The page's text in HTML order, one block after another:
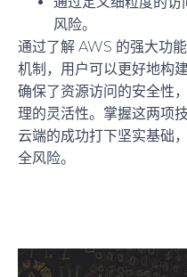
风险。
通过了解 AWS 的强大功
机制，用户可以更好地构
确保了资源访问的安全性
理的灵活性。掌握这两项
云端的成功打下坚实基础
全风险。